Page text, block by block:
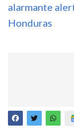
alarmante
Honduras